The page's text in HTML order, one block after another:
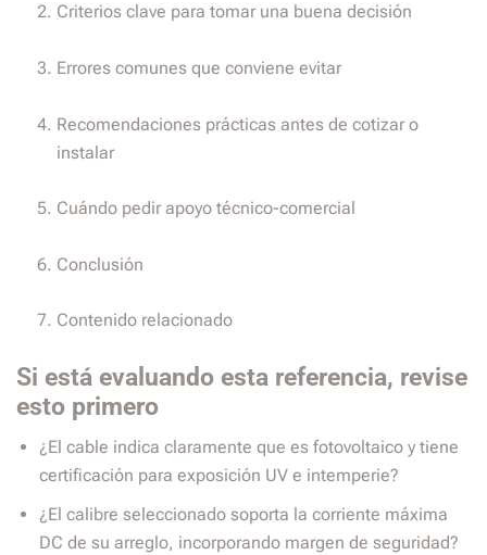
Criterios clave para tomar una buena decisión
Errores comunes que conviene evitar
Recomendaciones prácticas antes de cotizar o
instalar
Cuándo pedir apoyo técnico-comercial
Conclusión
Contenido relacionado
Si está evaluando esta referencia, revise
esto primero
¿El cable indica claramente que es fotovoltaico y tiene
certificación para exposición UV e intemperie?
¿El calibre seleccionado soporta la corriente máxima
DC de su arreglo, incorporando margen de seguridad?